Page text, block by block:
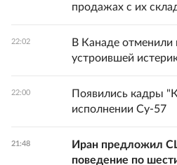
продажах с их
22:02
В Канаде отменили
устроившей
22:00
Появились кадры
исполнении Су-57
21:48
Иран предложил
поведение по